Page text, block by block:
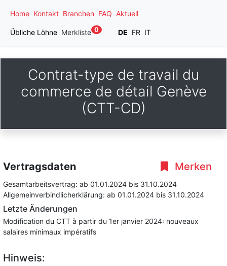
Home Kontakt Branchen FAQ Aktuell
Übliche Löhne Merkliste 0 DE FR IT
Contrat-type de travail du
commerce de détail Genève
(CTT-CD)
Merken
Vertragsdaten
Gesamtarbeitsvertrag: ab 01.01.2024 bis 31.10.2024
Allgemeinverbindlicherklärung: ab 01.01.2024 bis 31.10.2024
Letzte Änderungen
Modification du CTT à partir du 1er janvier 2024: nouveaux
salaires minimaux impératifs
Hinweis: